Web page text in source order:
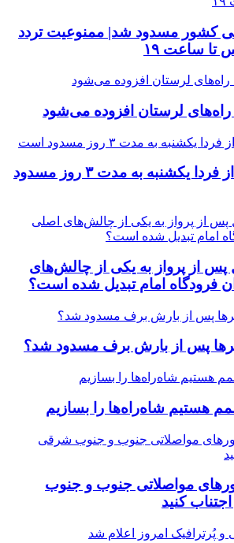
کشور مسدود شد| ممنوعیت تردد
تا ساعت ۱۹
جاده چالوس از فردا یکشنبه به مدت ۳ روز مسدود
از پرواز به یکی از چالش‌های
فرودگاه امام تبدیل شده است؟
پس از بارش برف مسدود شد؟
هستیم شاه‌راه‌ها را بسازیم
مواصلاتی جنوب و جنوب
کنید